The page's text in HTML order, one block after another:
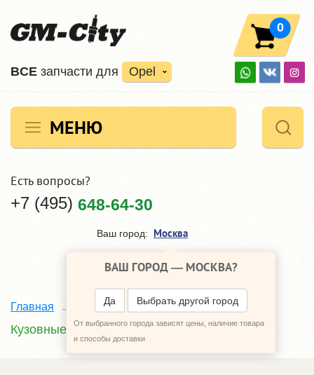
ВCE запчасти для Opel
0
МЕНЮ
Есть вопросы?
+7 (495) 648-64-30
Ваш город: Москва
ВАШ ГОРОД — МОСКВА?
Да Выбрать другой город
От выбранного города зависят цены, наличие товара
и способы доставки
Главная Каталог Opel Corsa D
Кузовные запчасти